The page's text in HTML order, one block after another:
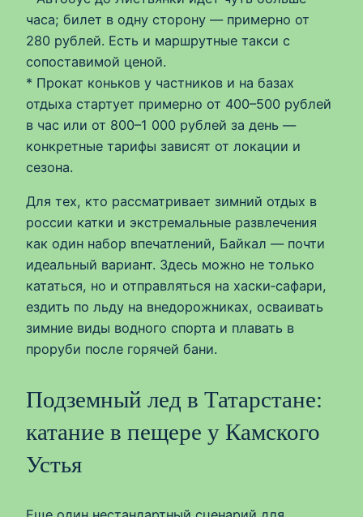
часа; билет в одну сторону — примерно от
280 рублей. Есть и маршрутные такси с
сопоставимой ценой.
* Прокат коньков у частников и на базах
отдыха стартует примерно от 400–500 рублей
в час или от 800–1 000 рублей за день —
конкретные тарифы зависят от локации и
сезона.
Для тех, кто рассматривает зимний отдых в
россии катки и экстремальные развлечения
как один набор впечатлений, Байкал — почти
идеальный вариант. Здесь можно не только
кататься, но и отправляться на хаски‑сафари,
ездить по льду на внедорожниках, осваивать
зимние виды водного спорта и плавать в
проруби после горячей бани.
Подземный лед в Татарстане:
катание в пещере у Камского
Устья